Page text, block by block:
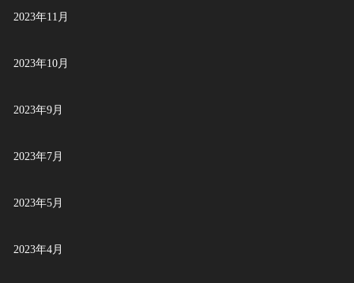
2023年11月
2023年10月
2023年9月
2023年7月
2023年5月
2023年4月